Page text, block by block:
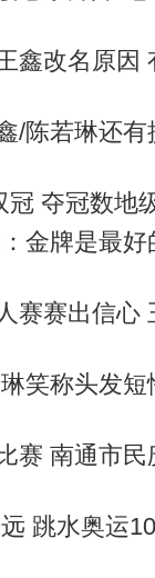
鑫改名原因
/陈若琳还有
冠 夺冠数地
金牌是最
赛赛出信心
笑称头发短
赛 南通市民
跳水奥运